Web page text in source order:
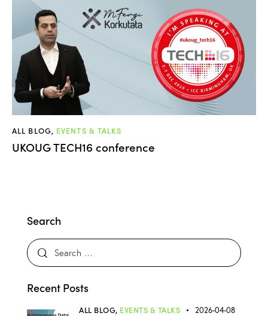
ALL BLOG, EVENTS & TALKS
UKOUG TECH16 conference
Search
Recent Posts
ALL BLOG, EVENTS & TALKS 2026-04-08